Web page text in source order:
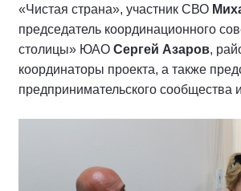
«Чистая страна», участник СВО
председатель координационного
столицы» ЮАО Сергей Азаров,
координаторы проекта, а также
предпринимательского сообщества